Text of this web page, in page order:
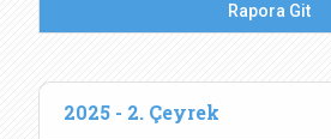
Rapora Git
2025 - 2. Çeyrek